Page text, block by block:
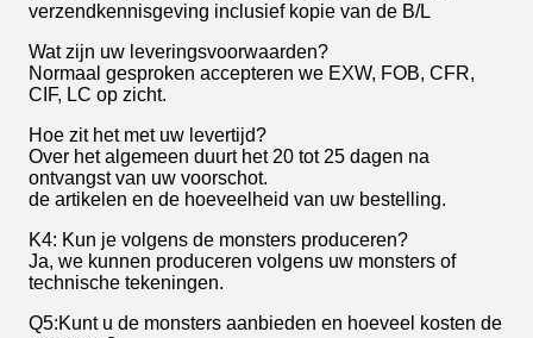
verzendkennisgeving inclusief kopie van de B/L
Wat zijn uw leveringsvoorwaarden?
Normaal gesproken accepteren we EXW, FOB, CFR,
CIF, LC op zicht.
Hoe zit het met uw levertijd?
Over het algemeen duurt het 20 tot 25 dagen na
ontvangst van uw voorschot.
de artikelen en de hoeveelheid van uw bestelling.
K4: Kun je volgens de monsters produceren?
Ja, we kunnen produceren volgens uw monsters of
technische tekeningen.
Q5:Kunt u de monsters aanbieden en hoeveel kosten de